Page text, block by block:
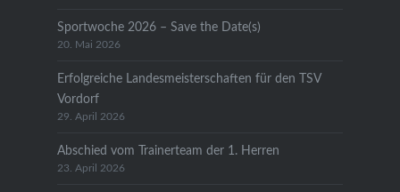
Sportwoche 2026 – Save the Date(s)
20. Mai 2026
Erfolgreiche Landesmeisterschaften für den TSV
Vordorf
29. April 2026
Abschied vom Trainerteam der 1. Herren
23. April 2026